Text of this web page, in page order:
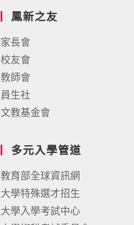
鳳新之友
家長會
校友會
教師會
員生社
文教基金會
多元入學管道
教育部全球資訊網
大學特殊選才招生
大學入學考試中心